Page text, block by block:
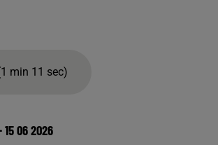
min 11 sec)
15 06 2026